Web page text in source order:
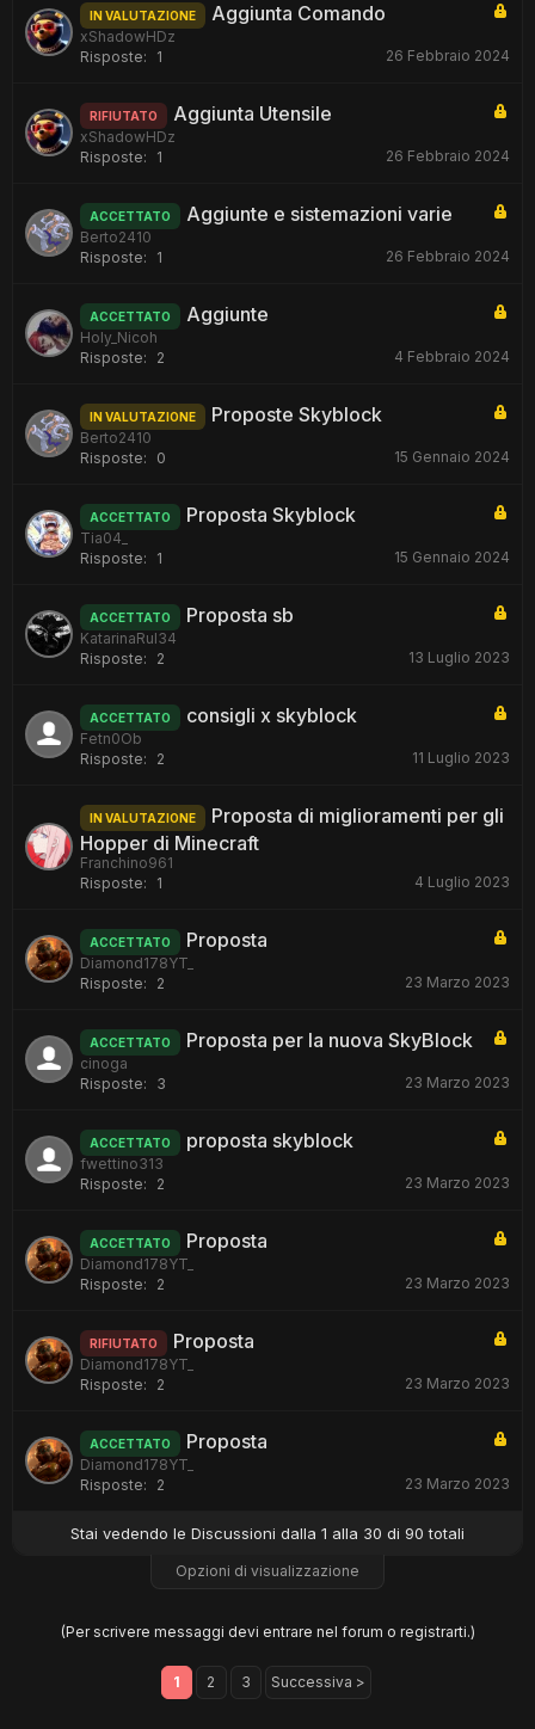
IN VALUTAZIONE Aggiunta Comando
xShadowHDz
Risposte:
1 26 Febbraio 2024
RIFIUTATO Aggiunta Utensile
xShadowHDz
Risposte:
1 26 Febbraio 2024
ACCETTATO Aggiunte e sistemazioni varie
Berto2410
Risposte:
1 26 Febbraio 2024
ACCETTATO Aggiunte
Holy_Nicoh
Risposte:
2 4 Febbraio 2024
IN VALUTAZIONE Proposte Skyblock
Berto2410
Risposte:
0 15 Gennaio 2024
ACCETTATO Proposta Skyblock
Tia04_
Risposte:
1 15 Gennaio 2024
ACCETTATO Proposta sb
KatarinaRul34
Risposte:
2 13 Luglio 2023
ACCETTATO consigli x skyblock
Fetn0Ob
Risposte:
2 11 Luglio 2023
IN VALUTAZIONE
Proposta di miglioramenti per gli
Hopper di Minecraft
Franchino961
Risposte:
1 4 Luglio 2023
ACCETTATO Proposta
Diamond178YT_
Risposte:
2 23 Marzo 2023
ACCETTATO Proposta per la nuova SkyBlock
cinoga
Risposte:
3 23 Marzo 2023
ACCETTATO proposta skyblock
fwettino313
Risposte:
2 23 Marzo 2023
ACCETTATO Proposta
Diamond178YT_
Risposte:
2 23 Marzo 2023
RIFIUTATO Proposta
Diamond178YT_
Risposte:
2 23 Marzo 2023
ACCETTATO Proposta
Diamond178YT_
Risposte:
2 23 Marzo 2023
Stai vedendo le Discussioni dalla 1 alla 30 di 90 totali
Opzioni di visualizzazione
(Per scrivere messaggi devi entrare nel forum o registrarti.)
1 2 3 Successiva >